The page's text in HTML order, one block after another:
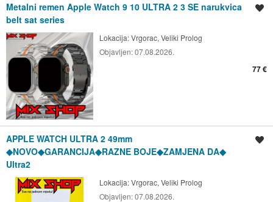
Metalni remen Apple Watch 9 10 ULTRA 2 3 SE narukvica
belt sat series
Lokacija:Vrgorac, Veliki Prolog
Objavljen:07.08.2026.
77 €
APPLE WATCH ULTRA 2 49mm
◆NOVO◆GARANCIJA◆RAZNE BOJE◆ZAMJENA DA◆
Ultra2
Lokacija:Vrgorac, Veliki Prolog
Objavljen:07.08.2026.